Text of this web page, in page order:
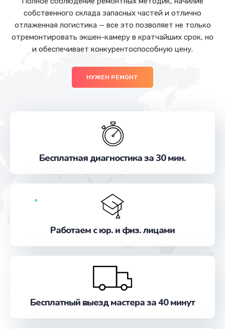
собственного склада запасных частей и отлично
отлаженная логистика — все это позволяет не только
отремонтировать экшен-камеру в кратчайших срок, но
и обеспечивает конкурентоспособную цену.
НУЖЕН РЕМОНТ
Бесплатная диагностика за 30 мин.
Работаем с юр. и физ. лицами
Бесплатный выезд мастера за 40 минут